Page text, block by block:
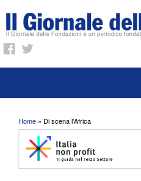
Tu sei qui
Home » Di scena l'Africa